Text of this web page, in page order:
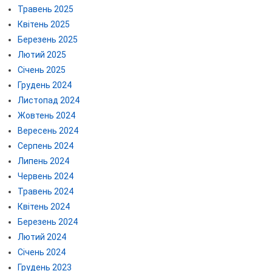
Травень 2025
Квітень 2025
Березень 2025
Лютий 2025
Січень 2025
Грудень 2024
Листопад 2024
Жовтень 2024
Вересень 2024
Серпень 2024
Липень 2024
Червень 2024
Травень 2024
Квітень 2024
Березень 2024
Лютий 2024
Січень 2024
Грудень 2023